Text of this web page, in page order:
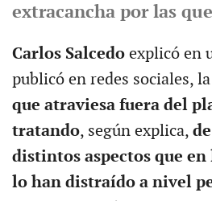
extracancha por las
Carlos Salcedo explicó en
publicó en redes sociales, la
que atraviesa fuera del
tratando, según explica,
distintos aspectos que
lo han distraído a nivel